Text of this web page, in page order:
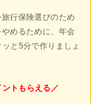
行保険選びのため
めるために、年会
ッと5分で作りましょ
トもらえる／